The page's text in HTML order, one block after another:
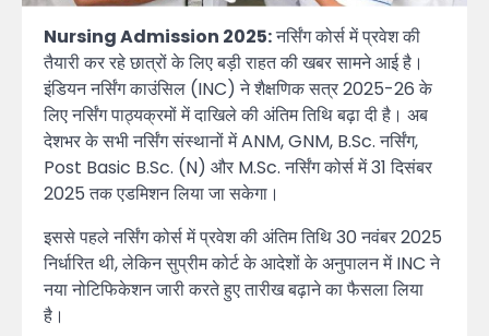
Nursing Admission 2025:नर्सिंग कोर्स में प्रवेश की
तैयारी कर रहे छात्रों के लिए बड़ी राहत की खबर सामने आई है।
इंडियन नर्सिंग काउंसिल (INC) ने शैक्षणिक सत्र 2025-26 के
लिए नर्सिंग पाठ्यक्रमों में दाखिले की अंतिम तिथि बढ़ा दी है। अब
देशभर के सभी नर्सिंग संस्थानों में ANM, GNM, B.Sc. नर्सिंग,
Post Basic B.Sc. (N) और M.Sc. नर्सिंग कोर्स में 31 दिसंबर
2025 तक एडमिशन लिया जा सकेगा।
इससे पहले नर्सिंग कोर्स में प्रवेश की अंतिम तिथि 30 नवंबर 2025
निर्धारित थी, लेकिन सुप्रीम कोर्ट के आदेशों के अनुपालन में INC ने
नया नोटिफिकेशन जारी करते हुए तारीख बढ़ाने का फैसला लिया
है।